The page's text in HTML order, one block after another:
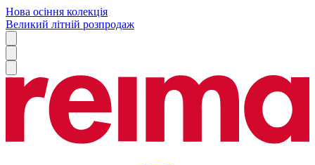
Нова осіння колекція
Великий літній розпродаж